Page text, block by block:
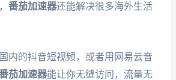
番茄加速器还能解决很多海外生活
内的抖音短视频，或者用网易云音
茄加速器能让你无缝访问，流量无